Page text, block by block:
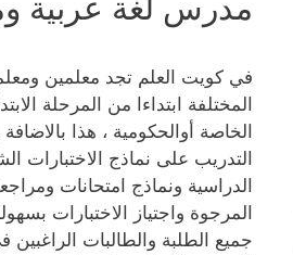
في كويت العلم تجد معلمين
المختلفة ابتداءا من المرحلة
الخاصة أوالحكومية ، هذا
التدريب على نماذج الاختبارات
الدراسية ونماذج امتحانات
المرجوة واجتياز الاختبارات
جميع الطلبة والطالبات